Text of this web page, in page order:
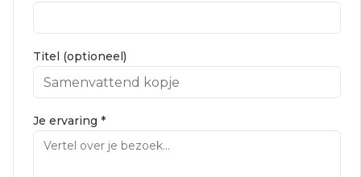
Titel (optioneel)
Je ervaring *